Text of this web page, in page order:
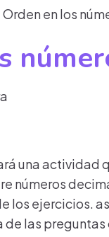
Orden en los
una
números
los ejercicios.
las